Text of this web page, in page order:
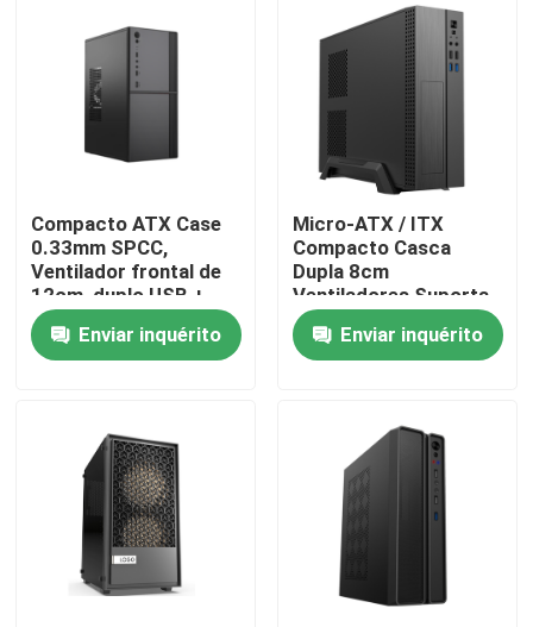
Para casa
Sobre nós
Visita à fábrica
Compacto ATX Case
0.33mm SPCC,
Ventilador frontal de
12cm, duplo USB +
áudio, suporte M-ATX,
260 * 160 * 350mm
Enviar inquérito
Micro-ATX / ITX
Compacto Casca
Dupla 8cm
Ventiladores Suporta
245mm GPU
Enviar inquérito